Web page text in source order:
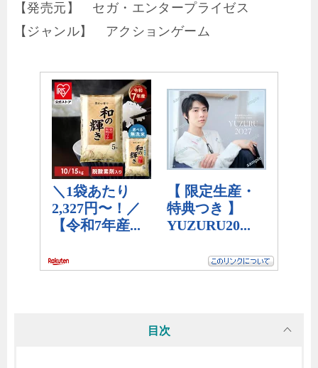
【発売元】 セガ・エンタープライゼス
【ジャンル】 アクションゲーム
目次